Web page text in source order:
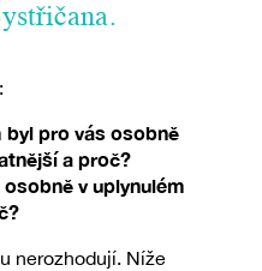
pro vás osobně
a proč?
v uplynulém
nerozhodují. Níže